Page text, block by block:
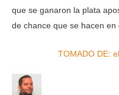
que se ganaron la plata
de chance que se hacen en
TOMADO DE: